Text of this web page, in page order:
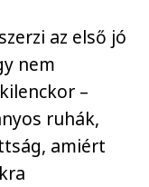
az első jó
nem
–
ruhák,
amiért